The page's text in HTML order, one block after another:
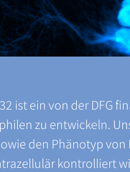
ist ein von der DFG
zu entwickeln.
den Phänotyp
kontrolliert